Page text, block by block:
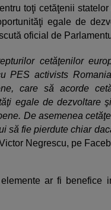
toţi cetăţenii statelor
egale de
oficial de
cetăţenilor
PES activists
care să acorde
egale de dezvoltare
De asemenea
să fie pierdute chiar
Negrescu, pe
ar fi benefice